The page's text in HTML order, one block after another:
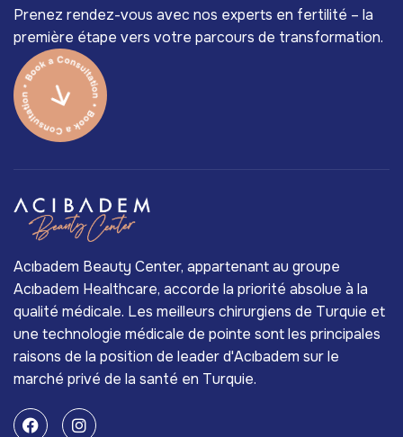
Prenez rendez-vous avec nos experts en fertilité – la
première étape vers votre parcours de transformation.
Acıbadem Beauty Center, appartenant au groupe
Acıbadem Healthcare, accorde la priorité absolue à la
qualité médicale. Les meilleurs chirurgiens de Turquie et
une technologie médicale de pointe sont les principales
raisons de la position de leader d'Acıbadem sur le
marché privé de la santé en Turquie.